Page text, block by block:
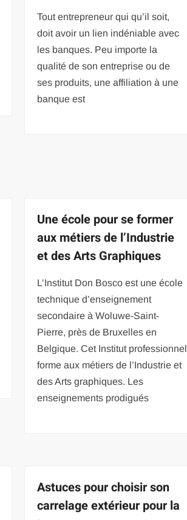
Tout entrepreneur qui qu’il soit,
doit avoir un lien indéniable avec
les banques. Peu importe la
qualité de son entreprise ou de
ses produits, une affiliation à une
banque est
Une école pour se former
aux métiers de l’Industrie
et des Arts Graphiques
L’Institut Don Bosco est une école
technique d’enseignement
secondaire à Woluwe-Saint-
Pierre, près de Bruxelles en
Belgique. Cet Institut professionnel
forme aux métiers de l’Industrie et
des Arts graphiques. Les
enseignements prodigués
Astuces pour choisir son
carrelage extérieur pour la